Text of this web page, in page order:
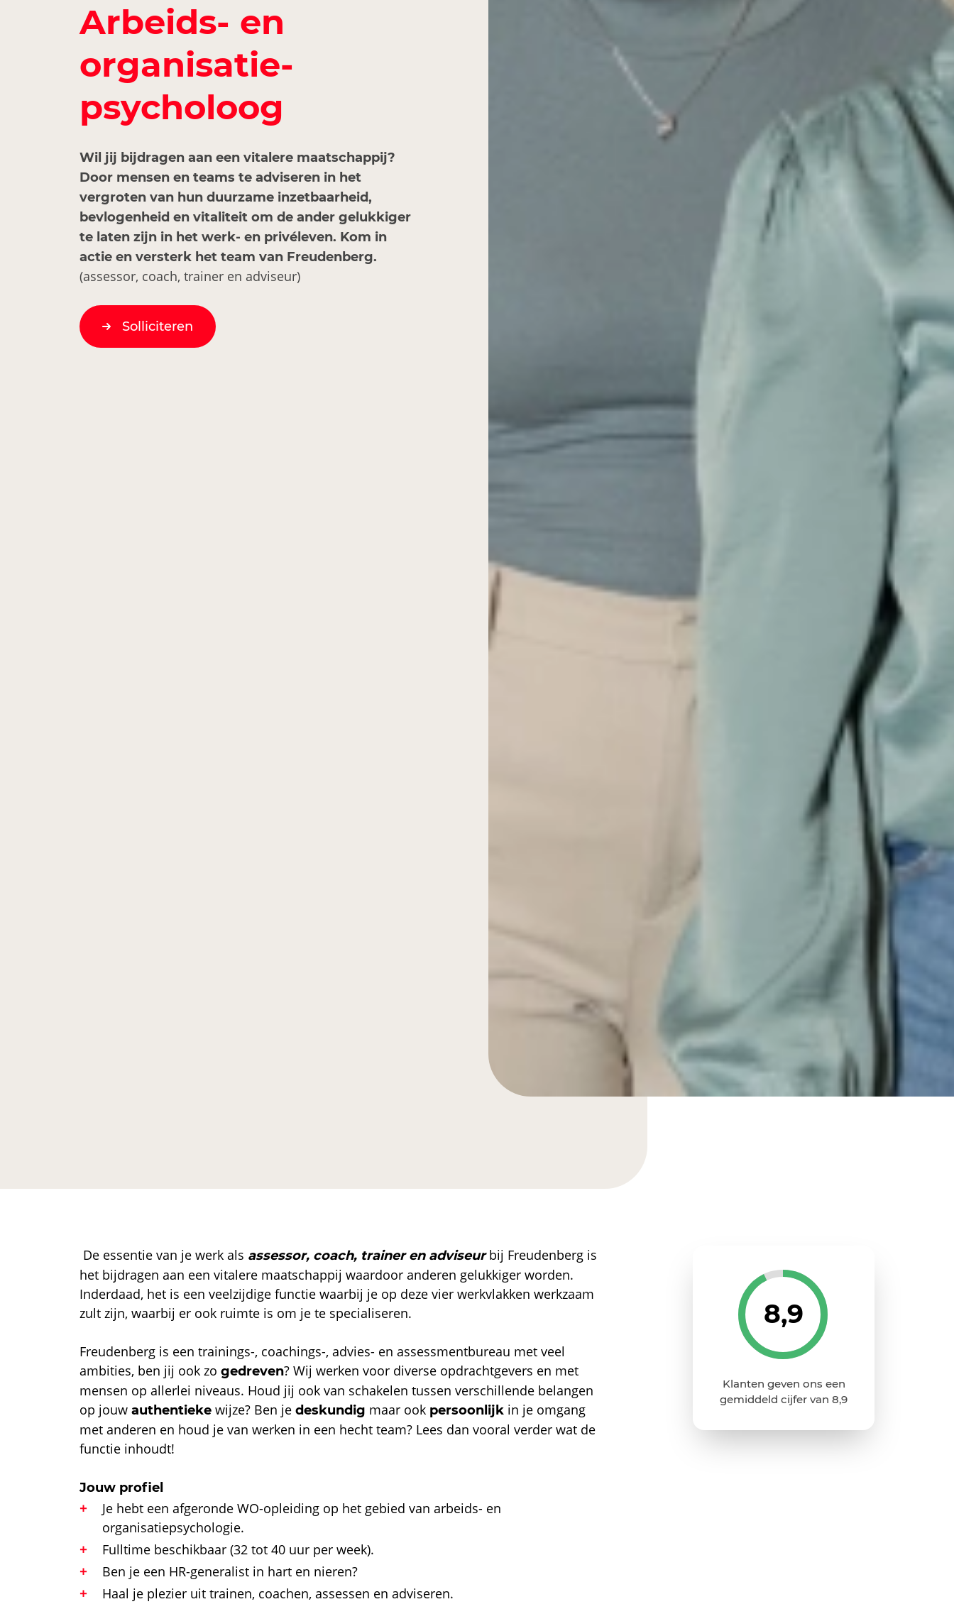
Arbeids- en
organisatie-
psycholoog
Wil jij bijdragen aan een vitalere maatschappij?
Door mensen en teams te adviseren in het
vergroten van hun duurzame inzetbaarheid,
bevlogenheid en vitaliteit om de ander gelukkiger
te laten zijn in het werk- en privéleven. Kom in
actie en versterk het team van Freudenberg.
(assessor, coach, trainer en adviseur)
Solliciteren
De essentie van je werk als assessor, coach, trainer en adviseur bij Freudenberg is
het bijdragen aan een vitalere maatschappij waardoor anderen gelukkiger worden.
Inderdaad, het is een veelzijdige functie waarbij je op deze vier werkvlakken werkzaam
zult zijn, waarbij er ook ruimte is om je te specialiseren.
Freudenberg is een trainings-, coachings-, advies- en assessmentbureau met veel
ambities, ben jij ook zo gedreven? Wij werken voor diverse opdrachtgevers en met
mensen op allerlei niveaus. Houd jij ook van schakelen tussen verschillende belangen
op jouw authentieke wijze? Ben je deskundig maar ook persoonlijk in je omgang
met anderen en houd je van werken in een hecht team? Lees dan vooral verder wat de
functie inhoudt!
Jouw profiel
Je hebt een afgeronde WO-opleiding op het gebied van arbeids- en
organisatiepsychologie.
Fulltime beschikbaar (32 tot 40 uur per week).
Ben je een HR-generalist in hart en nieren?
Haal je plezier uit trainen, coachen, assessen en adviseren.
8,9
Klanten geven ons een
gemiddeld cijfer van 8,9